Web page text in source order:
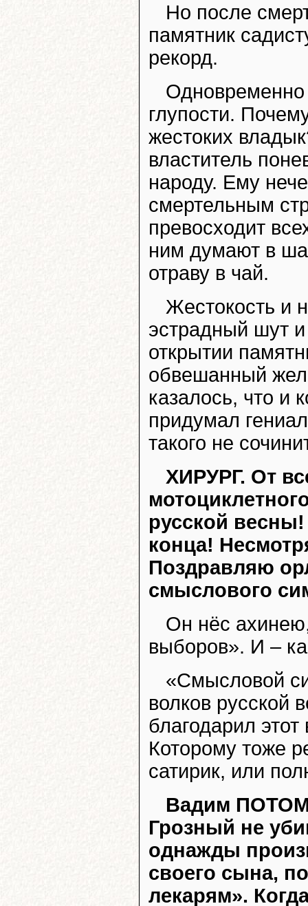
Но после
памятник
рекорд.
Одновременно
глупости.
жестоких
властитель
народу. Ему
смертельным
превосходит
ним думают в
отраву в чай.
Жестокость и
эстрадный шут
открытии
обвешанный
казалось, что и
придумал
такого не
ХИРУРГ. От
русской
конца!
Поздравляю
смыслового
Он нёс
выборов». И –
«Смысловой
волков русской
благодарил
Которому тоже
сатирик, или
Вадим
Грозный не
однажды
своего сына,
лекарям».